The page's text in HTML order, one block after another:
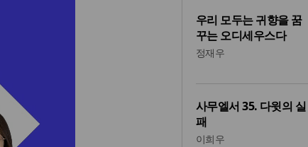
우리 모두는 귀향을 꿈
꾸는 오디세우스다
정재우
사무엘서 35. 다윗의 실
패
이희우